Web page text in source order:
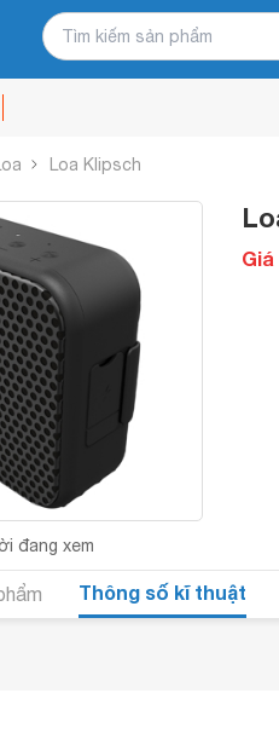
Loa Klipsch
đang xem
Giá
Thông số kĩ thuật